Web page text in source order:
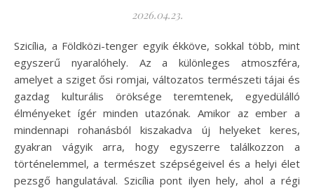
2026.04.23.
Szicília, a Földközi-tenger egyik ékköve, sokkal több, mint
egyszerű nyaralóhely. Az a különleges atmoszféra,
amelyet a sziget ősi romjai, változatos természeti tájai és
gazdag kulturális öröksége teremtenek, egyedülálló
élményeket ígér minden utazónak. Amikor az ember a
mindennapi rohanásból kiszakadva új helyeket keres,
gyakran vágyik arra, hogy egyszerre találkozzon a
történelemmel, a természet szépségeivel és a helyi élet
pezsgő hangulatával. Szicília pont ilyen hely, ahol a régi